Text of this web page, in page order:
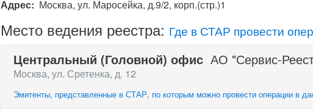
Адрес: Москва, ул. Маросейка, д.9/2, корп.(стр.)1
Место ведения реестра: Где в СТАР провести
Центральный (Головной) офис АО "Сервис-
Москва, ул. Сретенка, д. 12
Эмитенты, представленные в СТАР, по которым можно провести операции в